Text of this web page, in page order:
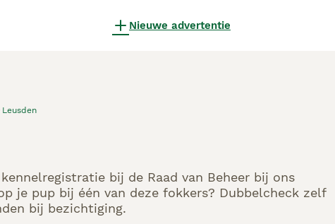
Nieuwe advertentie
Leusden
bij de Raad van Beheer bij ons
je pup bij één van deze fokkers? Dubbelcheck zelf
bij bezichtiging.